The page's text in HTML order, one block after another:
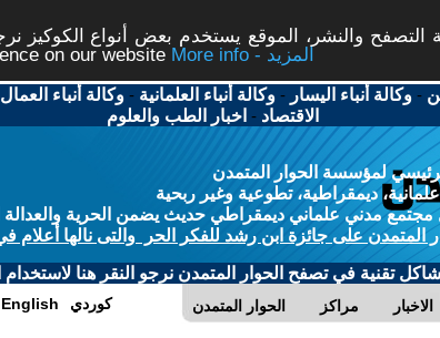
والنشر، الموقع يستخدم بعض أنواع الكوكيز
on our website
More info - المزيد
-وكالة أنباء اليسار -وكالة أنباء العلمانية -وكالة أنباء العمال
الاقتصاد - اخبار الطب والعلوم
لمؤسسة الحوار المتمدن
ديمقراطية، تطوعية وغير ربحية
مدني علماني ديمقراطي حديث يضمن الحرية والعدالة
المتمدن على جائزة ابن رشد للفكر الحر والتى نالها أعلام
تقنية في تصفح الحوار المتمدن نرجو النقر هنا لاستخدام
الحوار المتمدن مراكز الاخبار English كوردي